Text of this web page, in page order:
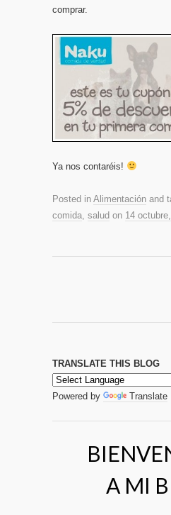
comprar.
Ya nos contaréis!
Posted in Alimentación and
comida salud on 14
TRANSLATE THIS BLOG
Powered by Translate
A MI